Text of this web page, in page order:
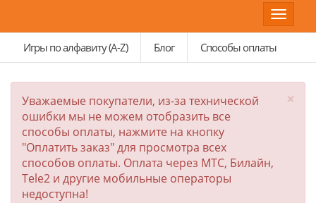
Toggle
Игры по алфавиту (A-Z)
Блог Способы оплаты
×
Уважаемые покупатели, из-за технической
ошибки мы не можем отобразить все
способы оплаты, нажмите на кнопку
"Оплатить заказ" для просмотра всех
способов оплаты. Оплата через МТС, Билайн,
Tele2 и другие мобильные операторы
недоступна!